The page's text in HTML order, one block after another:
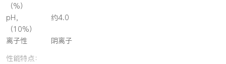
（%）
pH，
（10%）
约4.0
离子性
阴离子
性能特点：